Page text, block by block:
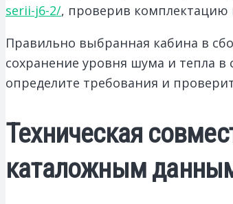
serii-j6-2/, проверив комплектацию
Правильно выбранная кабина в
сохранение уровня шума и тепла в
определите требования и
Техническая
каталожным